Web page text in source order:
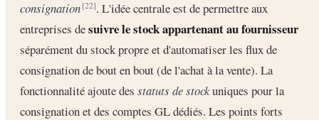
consignation [22]. L'idée centrale est de permettre aux
entreprises desuivre le stock appartenant au fournisseur
séparément du stock propre et d'automatiser les flux de
consignation de bout en bout (de l'achat à la vente). La
fonctionnalité ajoute des statuts de stockuniques pour la
consignation et des comptes GL dédiés. Les points forts